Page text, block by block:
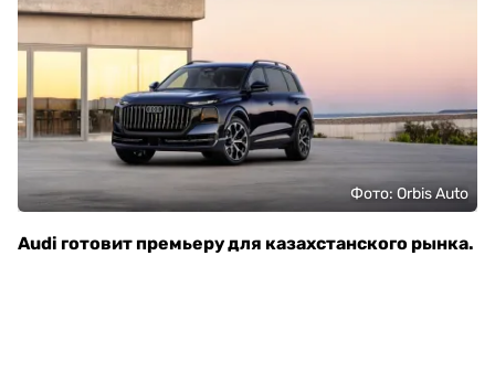
Фото: Orbis Auto
Audi готовит премьеру для казахстанского рынка.